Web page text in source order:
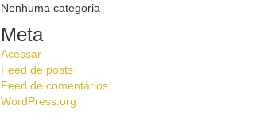
Nenhuma categoria
Meta
Acessar
Feed de posts
Feed de comentários
WordPress.org